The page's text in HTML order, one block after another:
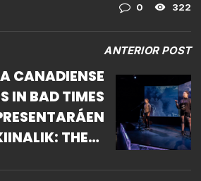
0 322
ANTERIOR POST
CANADIENSE
IN BAD TIMES
THESE